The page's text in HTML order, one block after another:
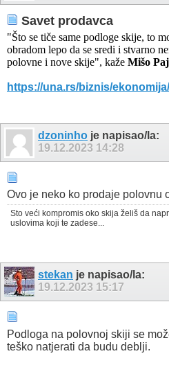
Savet prodavca
"Što se tiče same podloge skije, to
obradom lepo da se sredi i stvarno
polovne i nove skije", kaže Mišo
https://una.rs/biznis/
dzoninho je napisao/la:
19.12.2023 14:28
Ovo je neko ko prodaje polovnu
Sto veći kompromis oko skija želiš da
uslovima koji te zadese...
stekan je napisao/la:
19.12.2023 15:17
Podloga na polovnoj skiji se
teško natjerati da budu deblji.